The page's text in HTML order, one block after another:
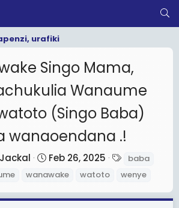
urafiki
Singo Mama,
Wanaume
(Singo Baba)
wanaoendana .!
S
t
r
Feb 26, 2025
a
s
baba
wanawake watoto wenye